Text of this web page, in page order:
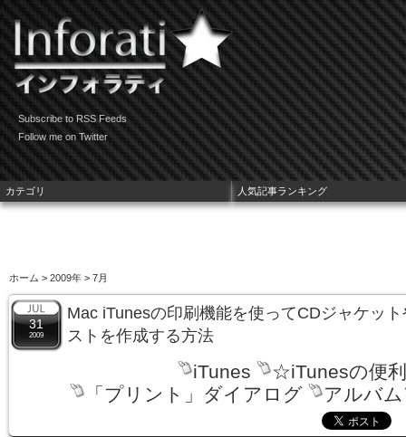
Subscribe to RSS Feeds
Follow me on Twitter
ホーム > 2009年 > 7月
31
2009
Mac iTunesの印刷機能を使ってCDジャケッ
ストを作成する方法
iTunes
☆iTunesの便
「プリント」ダイアログ
アルバ
カテゴリ 人気記事ランキング